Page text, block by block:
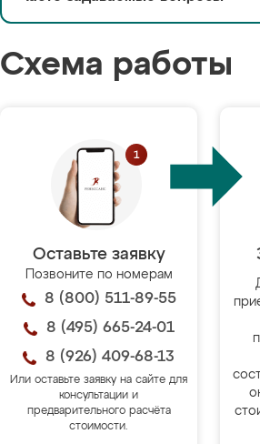
Схема работы
Оставьте заявку
Позвоните по номерам
8 (800) 511-89-55
8 (495) 665-24-01
8 (926) 409-68-13
Или оставьте заявку на сайте для
консультации и
предварительного расчёта
стоимости.